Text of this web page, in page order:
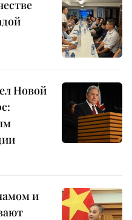
Новой
и